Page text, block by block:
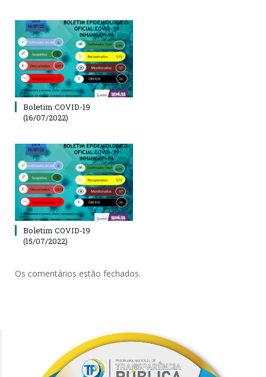
Boletim COVID-19
(16/07/2022)
Boletim COVID-19
(15/07/2022)
Os comentários estão fechados.